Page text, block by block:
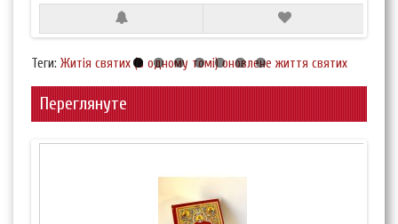
Теги: Житія святих (в одному томі) оновлене життя святих
Переглянуте